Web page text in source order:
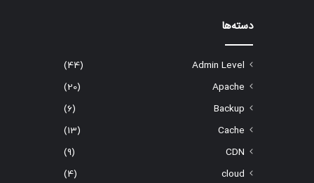
دسته‌ها
Admin Level
(44)
Apache
(20)
Backup
(6)
Cache
(13)
CDN
(9)
cloud
(4)